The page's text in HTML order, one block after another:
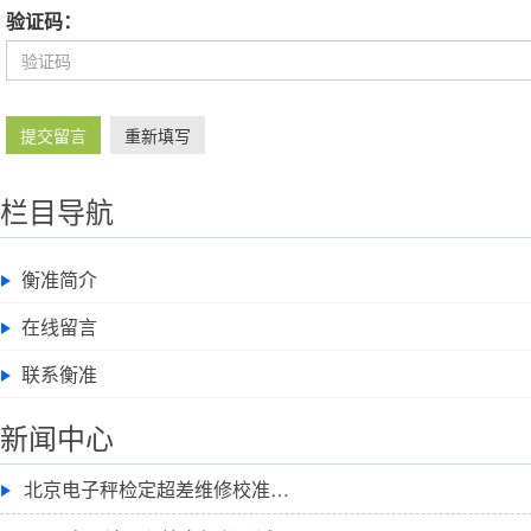
验证码：
提交留言 重新填写
栏目导航
衡准简介
在线留言
联系衡准
新闻中心
北京电子秤检定超差维修校准…